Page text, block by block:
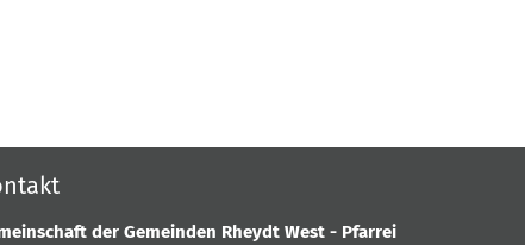
der Gemeinden Rheydt West - Pfarrei